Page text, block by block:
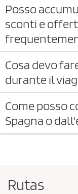
Posso
sconti e
Cosa devo
durante il
Come posso
Spagna o
Rutas